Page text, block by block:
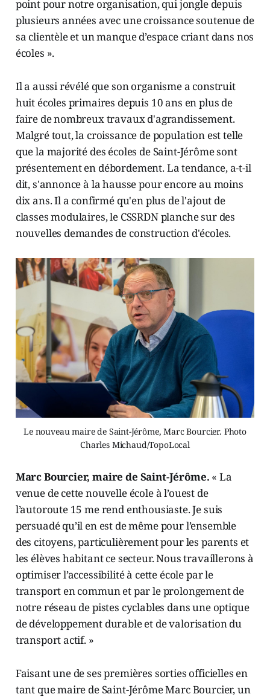
point pour notre organisation, qui jongle depuis
plusieurs années avec une croissance soutenue de
sa clientèle et un manque d’espace criant dans nos
écoles ».
Il a aussi révélé que son organisme a construit
huit écoles primaires depuis 10 ans en plus de
faire de nombreux travaux d'agrandissement.
Malgré tout, la croissance de population est telle
que la majorité des écoles de Saint-Jérôme sont
présentement en débordement. La tendance, a-t-il
dit, s'annonce à la hausse pour encore au moins
dix ans. Il a confirmé qu'en plus de l'ajout de
classes modulaires, le CSSRDN planche sur des
nouvelles demandes de construction d'écoles.
Le nouveau maire de Saint-Jérôme, Marc Bourcier. Photo
Charles Michaud/TopoLocal
Marc Bourcier, maire de Saint-Jérôme. « La
venue de cette nouvelle école à l’ouest de
l’autoroute 15 me rend enthousiaste. Je suis
persuadé qu’il en est de même pour l’ensemble
des citoyens, particulièrement pour les parents et
les élèves habitant ce secteur. Nous travaillerons à
optimiser l’accessibilité à cette école par le
transport en commun et par le prolongement de
notre réseau de pistes cyclables dans une optique
de développement durable et de valorisation du
transport actif. »
Faisant une de ses premières sorties officielles en
tant que maire de Saint-Jérôme Marc Bourcier, un